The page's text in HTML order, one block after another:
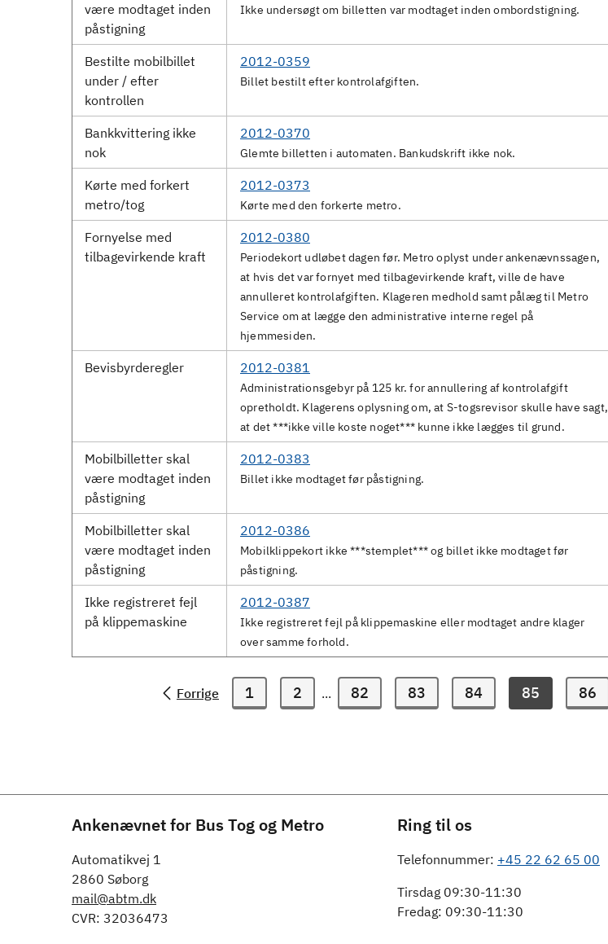
være modtaget inden
påstigning
Ikke undersøgt om billetten var modtaget inden ombordstigning.
Bestilte mobilbillet
under / efter
kontrollen
2012-0359
Billet bestilt efter kontrolafgiften.
Bankkvittering ikke
nok
2012-0370
Glemte billetten i automaten. Bankudskrift ikke nok.
Kørte med forkert
metro/tog
2012-0373
Kørte med den forkerte metro.
Fornyelse med
tilbagevirkende kraft
2012-0380
Periodekort udløbet dagen før. Metro oplyst under ankenævnssagen,
at hvis det var fornyet med tilbagevirkende kraft, ville de have
annulleret kontrolafgiften. Klageren medhold samt pålæg til Metro
Service om at lægge den administrative interne regel på
hjemmesiden.
Bevisbyrderegler 2012-0381
Administrationsgebyr på 125 kr. for annullering af kontrolafgift
opretholdt. Klagerens oplysning om, at S-togsrevisor skulle have sagt,
at det ***ikke ville koste noget*** kunne ikke lægges til grund.
Mobilbilletter skal
være modtaget inden
påstigning
2012-0383
Billet ikke modtaget før påstigning.
Mobilbilletter skal
være modtaget inden
påstigning
2012-0386
Mobilklippekort ikke ***stemplet*** og billet ikke modtaget før
påstigning.
Ikke registreret fejl
på klippemaskine
2012-0387
Ikke registreret fejl på klippemaskine eller modtaget andre klager
over samme forhold.
Forrige 1 2 ... 82 83 84 85 86
Ankenævnet for Bus Tog og Metro
Automatikvej 1
2860 Søborg
mail@abtm.dk
CVR: 32036473
Ring til os
Telefonnummer: +45 22 62 65 00
Tirsdag 09:30-11:30
Fredag: 09:30-11:30